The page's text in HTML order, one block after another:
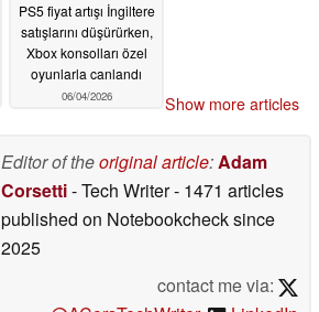
PS5 fiyat artışı İngiltere
satışlarını düşürürken,
Xbox konsolları özel
oyunlarla canlandı
06/04/2026 Show more articles
Editor of theoriginal article:Adam
Corsetti- Tech Writer- 1471 articles
published on Notebookchecksince
2025
contact me via: